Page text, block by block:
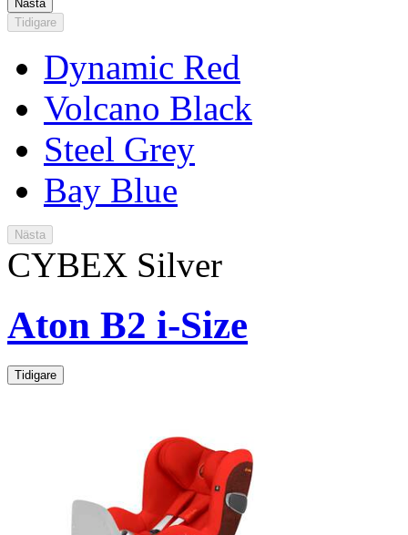
Nästa
Tidigare
Dynamic Red
Volcano Black
Steel Grey
Bay Blue
Nästa
CYBEX Silver
Aton B2 i-Size
Tidigare